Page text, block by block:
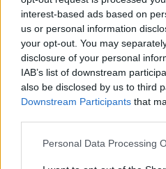
interest-based ads based on
us or personal information
your opt-out. You may
disclosure of your personal
IAB’s list of downstream
also be disclosed by us to third
Downstream Participants that
Personal Data Processing
Lrytas.lt
Lietuvoje nustatyta
žemės ūkio
Žemės ūkio duomenų
Apleistų žemių